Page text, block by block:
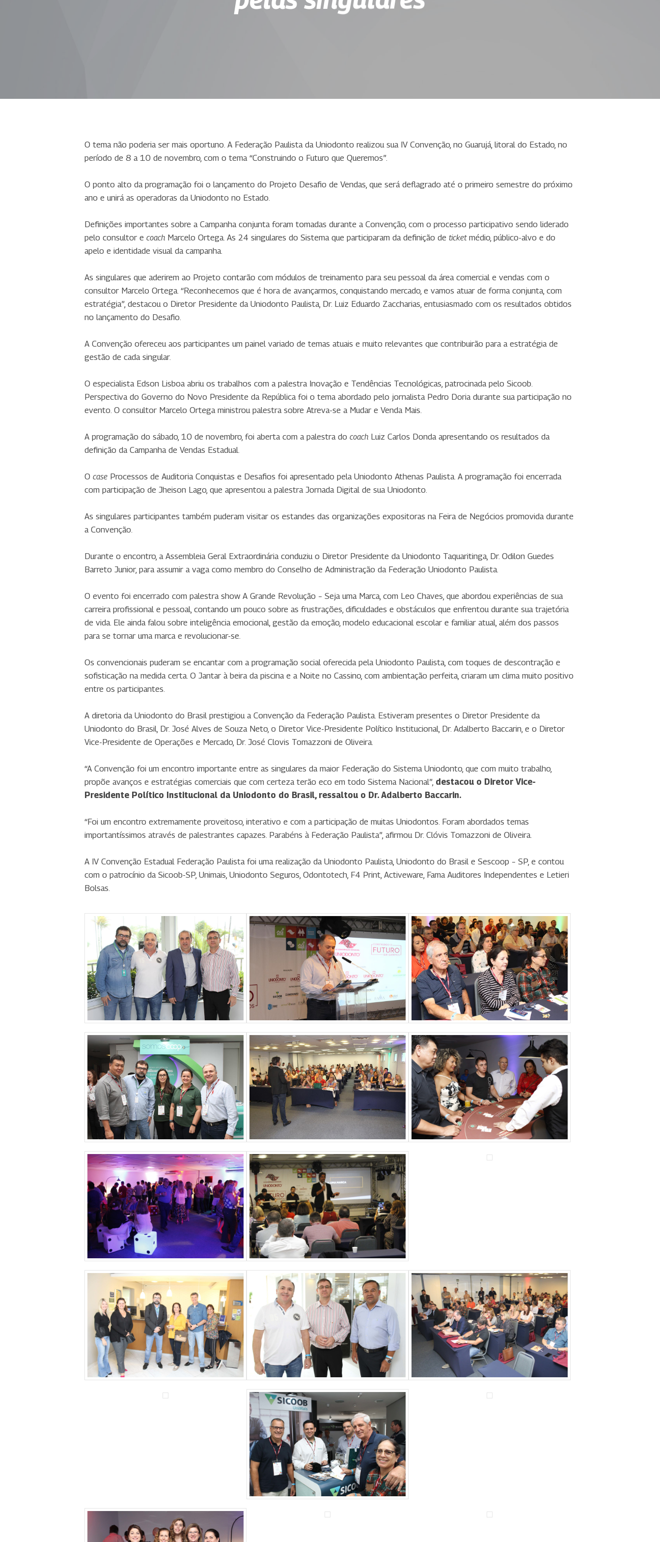
O tema não poderia ser mais oportuno. A Federação Paulista da Uniodonto realizou sua IV Convenção, no Guarujá, litoral do Estado, no
período de 8 a 10 de novembro, com o tema “Construindo o Futuro que Queremos”.
O ponto alto da programação foi o lançamento do Projeto Desafio de Vendas, que será deflagrado até o primeiro semestre do próximo
ano e unirá as operadoras da Uniodonto no Estado.
Definições importantes sobre a Campanha conjunta foram tomadas durante a Convenção, com o processo participativo sendo liderado
pelo consultor e coach Marcelo Ortega. As 24 singulares do Sistema que participaram da definição de ticketmédio, público-alvo e do
apelo e identidade visual da campanha.
As singulares que aderirem ao Projeto contarão com módulos de treinamento para seu pessoal da área comercial e vendas com o
consultor Marcelo Ortega. “Reconhecemos que é hora de avançarmos, conquistando mercado, e vamos atuar de forma conjunta, com
estratégia”, destacou o Diretor Presidente da Uniodonto Paulista, Dr. Luiz Eduardo Zaccharias, entusiasmado com os resultados obtidos
no lançamento do Desafio.
A Convenção ofereceu aos participantes um painel variado de temas atuais e muito relevantes que contribuirão para a estratégia de
gestão de cada singular.
O especialista Edson Lisboa abriu os trabalhos com a palestra Inovação e Tendências Tecnológicas, patrocinada pelo Sicoob.
Perspectiva do Governo do Novo Presidente da República foi o tema abordado pelo jornalista Pedro Doria durante sua participação no
evento. O consultor Marcelo Ortega ministrou palestra sobre Atreva-se a Mudar e Venda Mais.
A programação do sábado, 10 de novembro, foi aberta com a palestra do coach Luiz Carlos Donda apresentando os resultados da
definição da Campanha de Vendas Estadual.
O case Processos de Auditoria Conquistas e Desafios foi apresentado pela Uniodonto Athenas Paulista. A programação foi encerrada
com participação de Jheison Lago, que apresentou a palestra Jornada Digital de sua Uniodonto.
As singulares participantes também puderam visitar os estandes das organizações expositoras na Feira de Negócios promovida durante
a Convenção.
Durante o encontro, a Assembleia Geral Extraordinária conduziu o Diretor Presidente da Uniodonto Taquaritinga, Dr. Odilon Guedes
Barreto Junior, para assumir a vaga como membro do Conselho de Administração da Federação Uniodonto Paulista.
O evento foi encerrado com palestra show A Grande Revolução – Seja uma Marca, com Leo Chaves, que abordou experiências de sua
carreira profissional e pessoal, contando um pouco sobre as frustrações, dificuldades e obstáculos que enfrentou durante sua trajetória
de vida. Ele ainda falou sobre inteligência emocional, gestão da emoção, modelo educacional escolar e familiar atual, além dos passos
para se tornar uma marca e revolucionar-se.
Os convencionais puderam se encantar com a programação social oferecida pela Uniodonto Paulista, com toques de descontração e
sofisticação na medida certa. O Jantar à beira da piscina e a Noite no Cassino, com ambientação perfeita, criaram um clima muito positivo
entre os participantes.
A diretoria da Uniodonto do Brasil prestigiou a Convenção da Federação Paulista. Estiveram presentes o Diretor Presidente da
Uniodonto do Brasil, Dr. José Alves de Souza Neto, o Diretor Vice-Presidente Político Institucional, Dr. Adalberto Baccarin, e o Diretor
Vice-Presidente de Operações e Mercado, Dr. José Clovis Tomazzoni de Oliveira.
“A Convenção foi um encontro importante entre as singulares da maior Federação do Sistema Uniodonto, que com muito trabalho,
propõe avanços e estratégias comerciais que com certeza terão eco em todo Sistema Nacional”, destacou o Diretor Vice-
Presidente Político Institucional da Uniodonto do Brasil, ressaltou o Dr. Adalberto Baccarin.
“Foi um encontro extremamente proveitoso, interativo e com a participação de muitas Uniodontos. Foram abordados temas
importantíssimos através de palestrantes capazes. Parabéns à Federação Paulista”, afirmou Dr. Clóvis Tomazzoni de Oliveira.
A IV Convenção Estadual Federação Paulista foi uma realização da Uniodonto Paulista, Uniodonto do Brasil e Sescoop – SP, e contou
com o patrocínio da Sicoob-SP, Unimais, Uniodonto Seguros, Odontotech, F4 Print, Activeware, Fama Auditores Independentes e Letieri
Bolsas.